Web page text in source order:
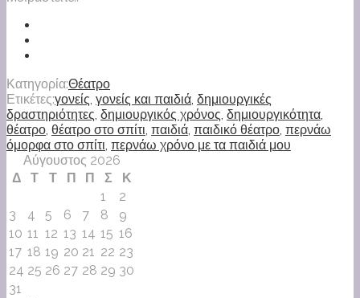
Κατηγορία:Θέατρο
Ετικέτες:γονείς, γονείς και παιδιά, δημιουργικές
δραστηριότητες, δημιουργικός χρόνος, δημιουργικότητα,
θέατρο, θέατρο στο σπίτι, παιδιά, παιδικό θέατρο, περνάω
όμορφα στο σπίτι, περνάω χρόνο με τα παιδιά μου
Αύγουστος 2026
Δ
Τ Τ Π Π Σ
Κ
1
2
3
4 5 6 7 8
9
10 11 12 13 14 15 16
17 18 19 20 21 22 23
24 25 26 27 28 29 30
31